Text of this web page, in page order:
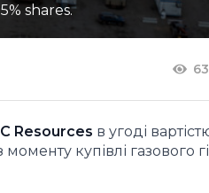
shares.
Resources в угоді
купівлі газового